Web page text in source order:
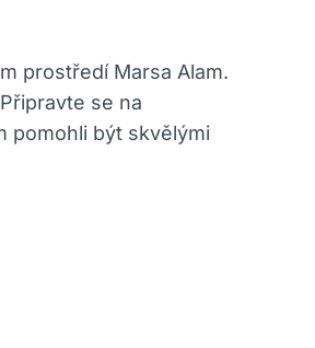
prostředí Marsa Alam.
se na
pomohli být skvělými